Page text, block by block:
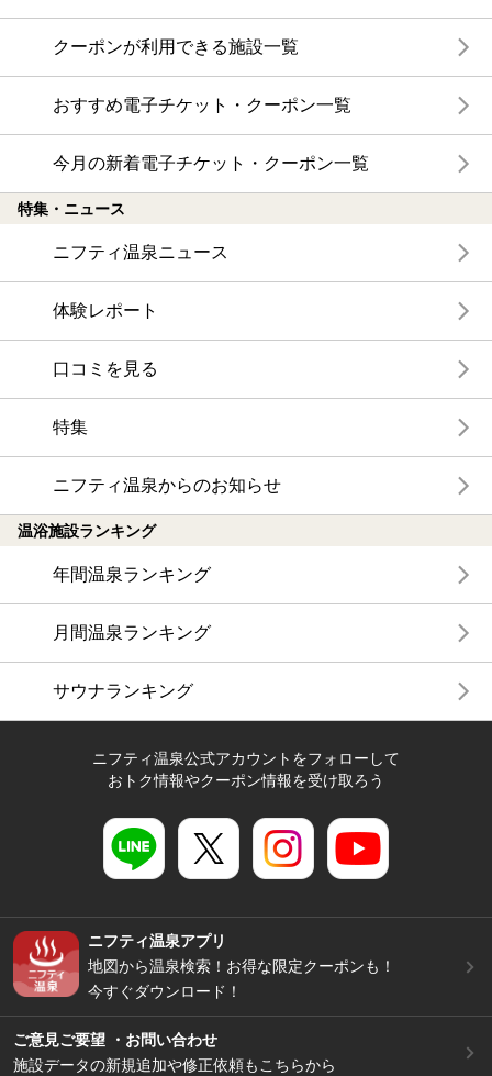
クーポンが利用できる施設一覧
おすすめ電子チケット・クーポン一覧
今月の新着電子チケット・クーポン一覧
特集・ニュース
ニフティ温泉ニュース
体験レポート
口コミを見る
特集
ニフティ温泉からのお知らせ
温浴施設ランキング
年間温泉ランキング
月間温泉ランキング
サウナランキング
ニフティ温泉公式アカウントをフォローして
おトク情報やクーポン情報を受け取ろう
ニフティ温泉アプリ
地図から温泉検索！お得な限定クーポンも！
今すぐダウンロード！
ご意見ご要望 ・お問い合わせ
施設データの新規追加や修正依頼もこちらから